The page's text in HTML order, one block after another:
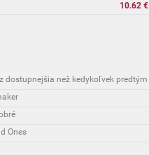
10.62 €
dostupnejšia než kedykoľvek predtým
Ones